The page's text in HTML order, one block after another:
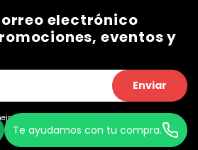
Te ayudamos con tu compra.
electrónico
eventos y
Enviar
de